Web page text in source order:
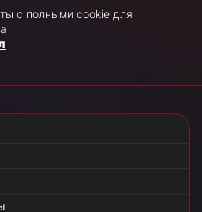
с полными cookie для